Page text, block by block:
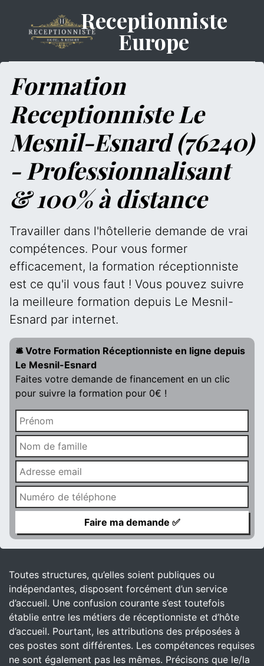
Receptionniste
Europe
Formation
Receptionniste Le
Mesnil-Esnard (76240)
- Professionnalisant
& 100% à distance
Travailler dans l'hôtellerie demande de vrai
compétences. Pour vous former
efficacement, la formation réceptionniste
est ce qu'il vous faut ! Vous pouvez suivre
la meilleure formation depuis Le Mesnil-
Esnard par internet.
🛎️ Votre Formation Réceptionniste en ligne depuis
Le Mesnil-Esnard
Faites votre demande de financement en un clic
pour suivre la formation pour 0€ !
Toutes structures, qu’elles soient publiques ou
indépendantes, disposent forcément d’un service
d’accueil. Une confusion courante s’est toutefois
établie entre les métiers de réceptionniste et d’hôte
d’accueil. Pourtant, les attributions des préposées à
ces postes sont différentes. Les compétences requises
ne sont également pas les mêmes. Précisons que le/la